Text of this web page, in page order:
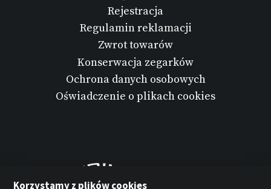
Rejestracja
Regulamin reklamacji
Zwrot towarów
Konserwacja zegarków
Ochrona danych osobowych
Oświadczenie o plikach cookies
Korzystamy z plików cookies